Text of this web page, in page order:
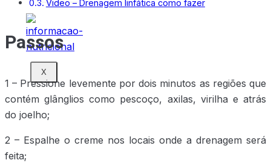
X
Video – Drenagem linfática como fazer
Passos
1 – Pressione levemente por dois minutos as regiões que
contém glânglios como pescoço, axilas, virilha e atrás
do joelho;
2 – Espalhe o creme nos locais onde a drenagem será
feita;